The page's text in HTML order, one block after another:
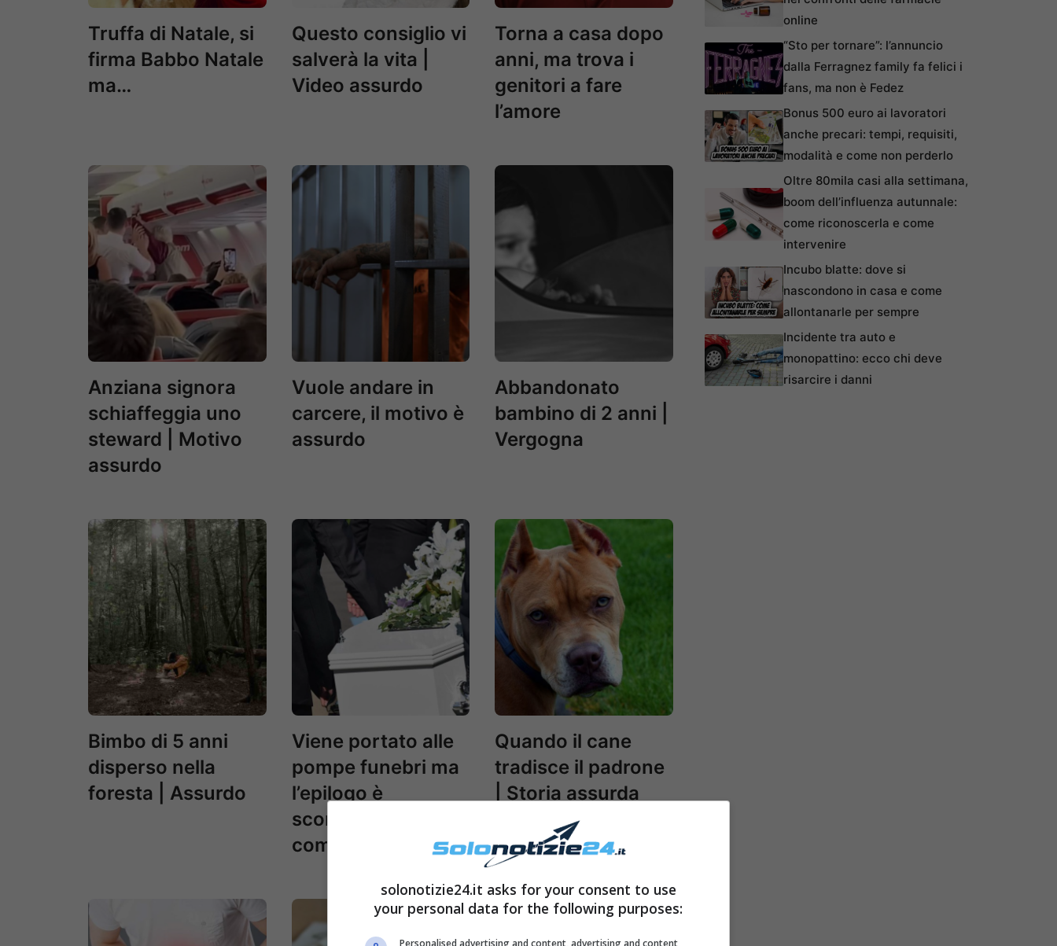
Truffa di Natale, si
firma Babbo Natale
ma…
Questo consiglio vi
salverà la vita |
Video assurdo
Torna a casa dopo
anni, ma trova i
genitori a fare
l’amore
Anziana signora
schiaffeggia uno
steward | Motivo
assurdo
Vuole andare in
carcere, il motivo è
assurdo
Abbandonato
bambino di 2 anni |
Vergogna
Bimbo di 5 anni
disperso nella
foresta | Assurdo
Viene portato alle
pompe funebri ma
l’epilogo è
sconvolgente:
come è possibile?
Quando il cane
tradisce il padrone
| Storia assurda
online
“Sto per tornare”: l’annuncio
dalla Ferragnez family fa felici i
fans, ma non è Fedez
Bonus 500 euro ai lavoratori
anche precari: tempi, requisiti,
modalità e come non perderlo
Oltre 80mila casi alla settimana,
boom dell’influenza autunnale:
come riconoscerla e come
intervenire
Incubo blatte: dove si
nascondono in casa e come
allontanarle per sempre
Incidente tra auto e
monopattino: ecco chi deve
risarcire i danni
solonotizie24.it asks for your consent to use
your personal data for the following purposes:
Personalised advertising and content, advertising and content